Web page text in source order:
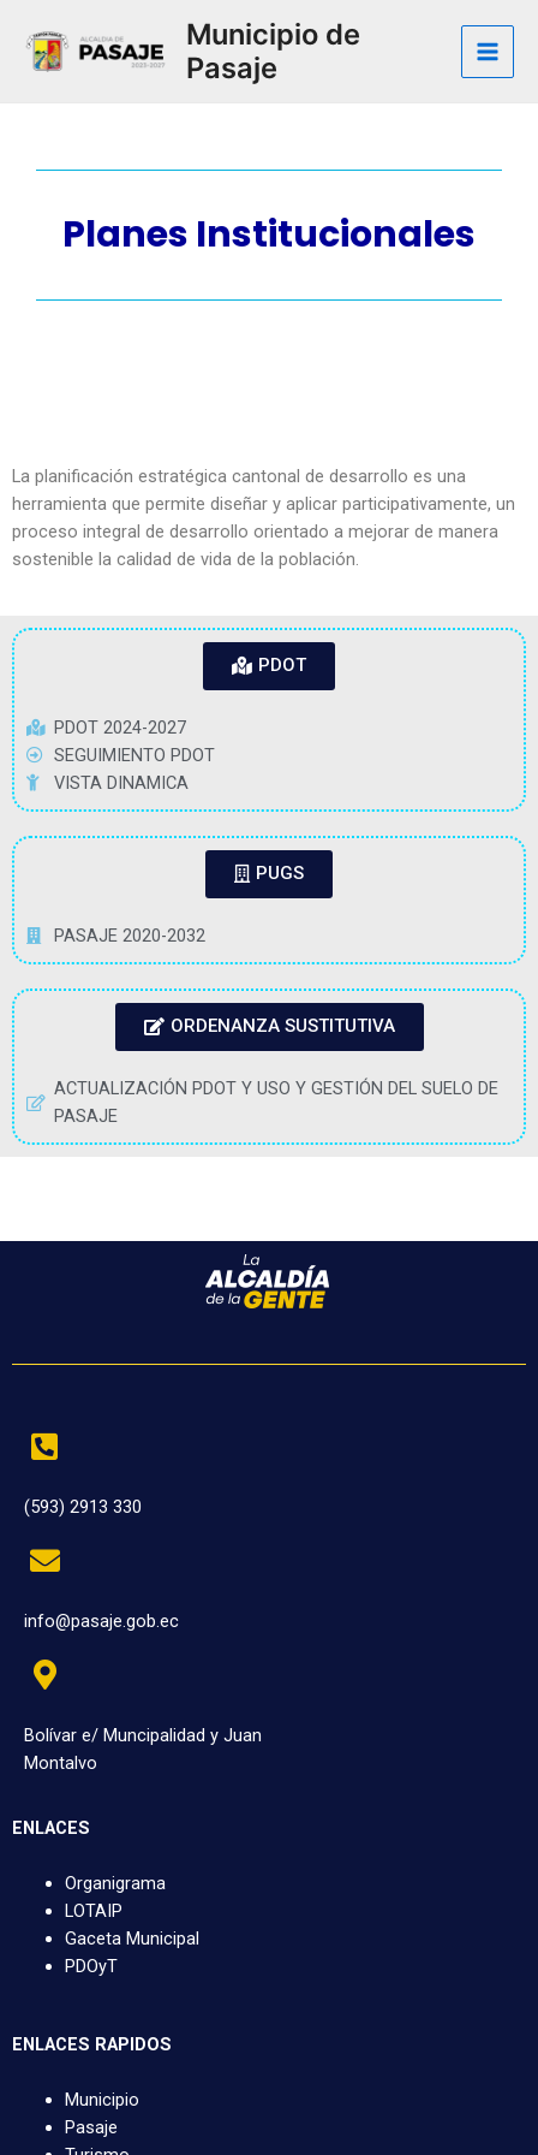
Municipio de
Pasaje
Planes Institucionales
La planificación estratégica cantonal de desarrollo es una
herramienta que permite diseñar y aplicar participativamente, un
proceso integral de desarrollo orientado a mejorar de manera
sostenible la calidad de vida de la población.
PDOT
PDOT 2024-2027
SEGUIMIENTO PDOT
VISTA DINAMICA
PUGS
PASAJE 2020-2032
ORDENANZA SUSTITUTIVA
ACTUALIZACIÓN PDOT Y USO Y GESTIÓN DEL SUELO DE
PASAJE
(593) 2913 330
info@pasaje.gob.ec
Bolívar e/ Muncipalidad y Juan
Montalvo
ENLACES
Organigrama
LOTAIP
Gaceta Municipal
PDOyT
ENLACES RAPIDOS
Municipio
Pasaje